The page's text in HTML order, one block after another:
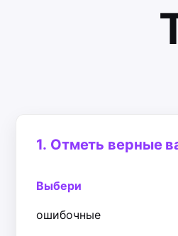
1. Отметь верные
Выбери
ошибочные